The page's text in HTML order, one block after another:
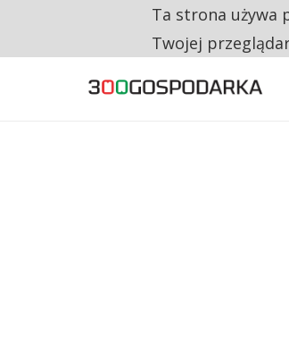
RESTRYKCJE CHIN
Ta strona używa
Twojej